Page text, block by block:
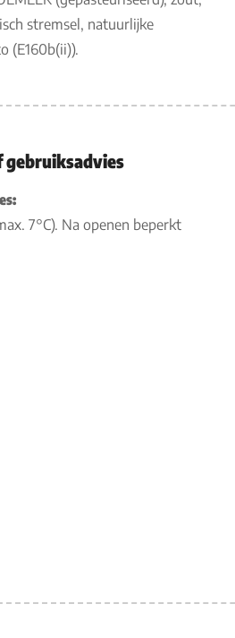
stremsel, natuurlijke
(E160b(ii)).
gebruiksadvies
7°C). Na openen beperkt